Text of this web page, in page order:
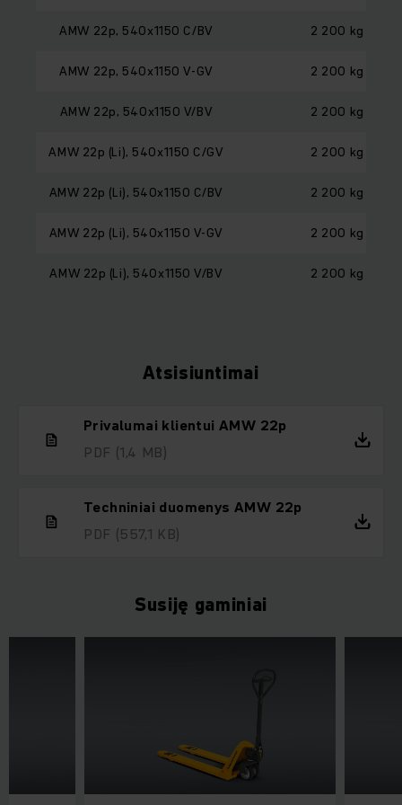
AMW 22p, 540x1150 C/BV 2 200 kg
AMW 22p, 540x1150 V-GV 2 200 kg
AMW 22p, 540x1150 V/BV 2 200 kg
AMW 22p (Li), 540x1150 C/GV 2 200 kg
AMW 22p (Li), 540x1150 C/BV 2 200 kg
AMW 22p (Li), 540x1150 V-GV 2 200 kg
AMW 22p (Li), 540x1150 V/BV 2 200 kg
Atsisiuntimai
Privalumai klientui AMW 22p
PDF (1,4 MB)
Techniniai duomenys AMW 22p
PDF (557,1 KB)
Susiję gaminiai